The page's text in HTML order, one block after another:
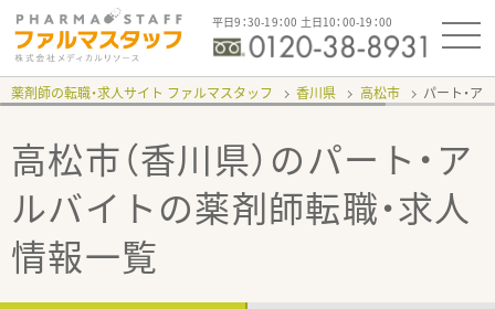
平日9：30-19：00 土日10：00-19：00
薬剤師の転職・求人サイト ファルマスタッフ 香川県 高松市 パート・ア
高松市（香川県）のパート・ア
ルバイトの薬剤師転職・求人
情報一覧